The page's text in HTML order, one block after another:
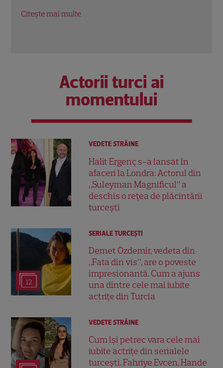
Actorii turci ai
momentului
VEDETE STRĂINE
Halit Ergenç s-a lansat în
afaceri la Londra: Actorul din
„Suleyman Magnificul” a
deschis o rețea de plăcintării
turcești
12
SERIALE TURCEŞTI
Demet Özdemir, vedeta din
„Fata din vis”, are o poveste
impresionantă. Cum a ajuns
una dintre cele mai iubite
actrițe din Turcia
VEDETE STRĂINE
Cum își petrec vara cele mai
iubite actrițe din serialele
turcești. Fahriye Evcen, Hande